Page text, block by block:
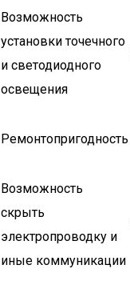
Возможность
установки точечного
и светодиодного
освещения
Ремонтопригодность
Возможность
скрыть
электропроводку и
иные коммуникации